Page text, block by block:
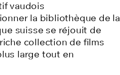
vaudois
la bibliothèque de la
suisse se réjouit de
collection de films
large tout en